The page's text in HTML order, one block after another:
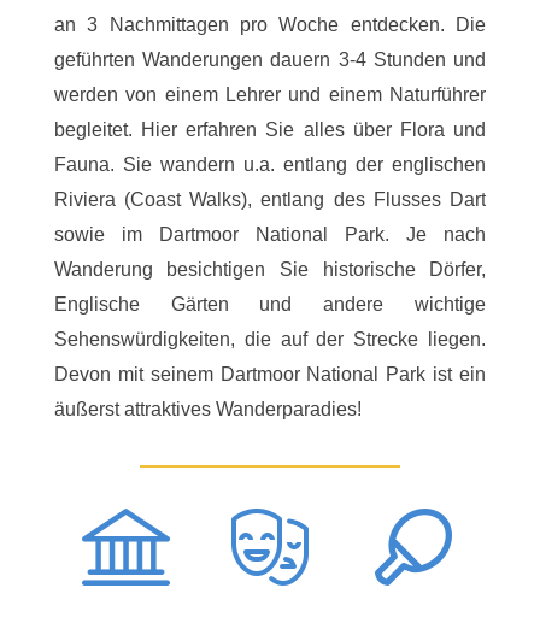
an 3 Nachmittagen pro Woche entdecken. Die
geführten Wanderungen dauern 3-4 Stunden und
werden von einem Lehrer und einem Naturführer
begleitet. Hier erfahren Sie alles über Flora und
Fauna. Sie wandern u.a. entlang der englischen
Riviera (Coast Walks), entlang des Flusses Dart
sowie im Dartmoor National Park. Je nach
Wanderung besichtigen Sie historische Dörfer,
Englische Gärten und andere wichtige
Sehenswürdigkeiten, die auf der Strecke liegen.
Devon mit seinem Dartmoor National Park ist ein
äußerst attraktives Wanderparadies!